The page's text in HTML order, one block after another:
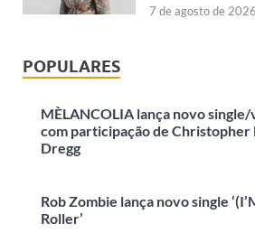
7 de agosto de 2026
POPULARES
MÈLANCOLIA lança novo single/
com participação de
Dregg
Rob Zombie lança novo single
Roller’